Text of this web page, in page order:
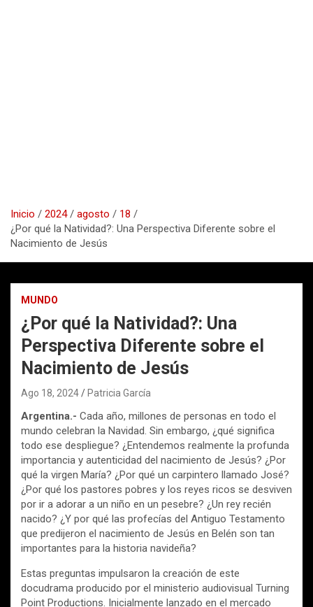
Inicio 2024 agosto
18
¿Por qué la Natividad?: Una Perspectiva Diferente sobre el
Nacimiento de Jesús
MUNDO
¿Por qué la Natividad?: Una
Perspectiva Diferente sobre el
Nacimiento de Jesús
Ago 18, 2024 Patricia García
Argentina.- Cada año, millones de personas en todo el
mundo celebran la Navidad. Sin embargo, ¿qué significa
todo ese despliegue? ¿Entendemos realmente la profunda
importancia y autenticidad del nacimiento de Jesús? ¿Por
qué la virgen María? ¿Por qué un carpintero llamado José?
¿Por qué los pastores pobres y los reyes ricos se desviven
por ir a adorar a un niño en un pesebre? ¿Un rey recién
nacido? ¿Y por qué las profecías del Antiguo Testamento
que predijeron el nacimiento de Jesús en Belén son tan
importantes para la historia navideña?
Estas preguntas impulsaron la creación de este
docudrama producido por el ministerio audiovisual Turning
Point Productions. Inicialmente lanzado en el mercado